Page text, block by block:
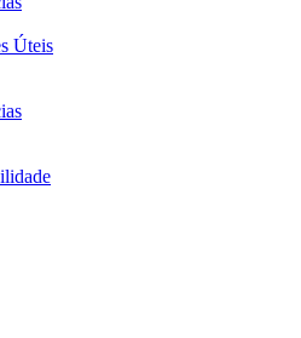
Úteis